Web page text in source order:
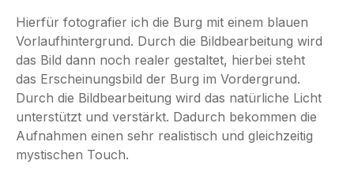
Hierfür fotografier ich die Burg mit einem blauen
Vorlaufhintergrund. Durch die Bildbearbeitung wird
das Bild dann noch realer gestaltet, hierbei steht
das Erscheinungsbild der Burg im Vordergrund.
Durch die Bildbearbeitung wird das natürliche Licht
unterstützt und verstärkt. Dadurch bekommen die
Aufnahmen einen sehr realistisch und gleichzeitig
mystischen Touch.